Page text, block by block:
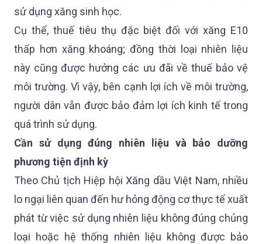
sử dụng xăng sinh học.
Cụ thể, thuế tiêu thụ đặc biệt đối với xăng E10
thấp hơn xăng khoáng; đồng thời loại nhiên liệu
này cũng được hưởng các ưu đãi về thuế bảo vệ
môi trường. Vì vậy, bên cạnh lợi ích về môi trường,
người dân vẫn được bảo đảm lợi ích kinh tế trong
quá trình sử dụng.
Cần sử dụng đúng nhiên liệu và bảo dưỡng
phương tiện định kỳ
Theo Chủ tịch Hiệp hội Xăng dầu Việt Nam, nhiều
lo ngại liên quan đến hư hỏng động cơ thực tế xuất
phát từ việc sử dụng nhiên liệu không đúng chủng
loại hoặc hệ thống nhiên liệu không được bảo